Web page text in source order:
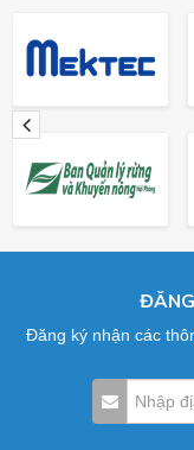
Đăng ký nhận các